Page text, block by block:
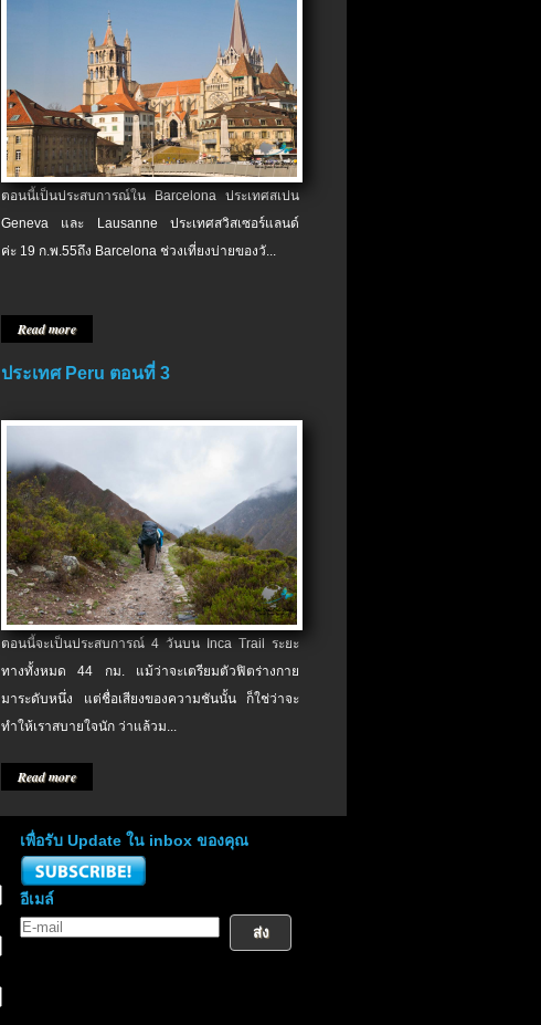
ตอนนี้เป็นประสบการณ์ใน Barcelona ประเทศสเปน
Geneva และ Lausanne ประเทศสวิสเซอร์แลนด์
ค่ะ 19 ก.พ.​55ถึง Barcelona ช่วงเที่ยงบ่ายของวั...
Read more
ประเทศ Peru ตอนที่ 3
ตอนนี้จะเป็นประสบการณ์ 4 วันบน Inca Trail ระยะ
ทางทั้งหมด 44 กม. แม้ว่าจะเตรียมตัวฟิตร่างกาย
มาระดับหนึ่ง แต่ชื่อเสียงของความชันนั้น ก็ใช่ว่าจะ
ทำให้เราสบายใจนัก ว่าแล้วม...
Read more
เพื่อรับ Update ใน inbox ของคุณ
อีเมล์
ส่ง